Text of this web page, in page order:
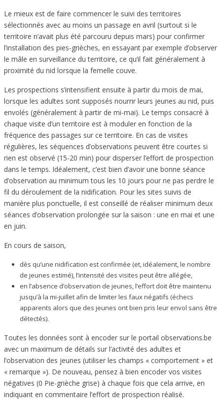
Le mieux est de faire commencer le suivi des territoires
sélectionnés avec au moins un passage en avril (surtout si le
territoire n’avait plus été parcouru depuis mars) pour confirmer
l’installation des pies-grièches, en essayant par exemple d’observer
le mâle en surveillance du territoire, ce qu’il fait généralement à
proximité du nid lorsque la femelle couve.
Les prospections s’intensifient ensuite à partir du mois de mai,
lorsque les adultes sont supposés nourrir leurs jeunes au nid, puis
envolés (généralement à partir de mi-mai). Le temps consacré à
chaque visite d’un territoire est à moduler en fonction de la
fréquence des passages sur ce territoire. En cas de visites
régulières, les séquences d’observations peuvent être courtes si
rien est observé (15-20 min) pour disperser l’effort de prospection
dans le temps. Idéalement, c’est bien d’avoir une bonne séance
d’observation au minimum tous les 10 jours pour ne pas perdre le
fil du déroulement de la nidification. Pour les sites suivis de
manière plus ponctuelle, il est conseillé de réaliser minimum deux
séances d’observation prolongée sur la saison : une en mai et une
en juin.
En cours de saison,
dès qu’une nidification est confirmée (et, idéalement, le nombre
de jeunes estimé), l’intensité des visites peut être allégée,
en l’absence d’observation de jeunes, l’effort doit être maintenu
jusqu’à la mi-juillet afin de limiter les faux négatifs (échecs
apparents alors que des jeunes ont bien pris leur envol sans être
détectés).
Toutes les données sont à encoder sur le portail observations.be
avec un maximum de détails sur l’activité des adultes et
l’observation des jeunes (utiliser les champs « comportement » et
« remarque »). De nouveau, pensez à bien encoder vos visites
négatives (0 Pie-grièche grise) à chaque fois que cela arrive, en
indiquant en commentaire l’effort de prospection réalisé.